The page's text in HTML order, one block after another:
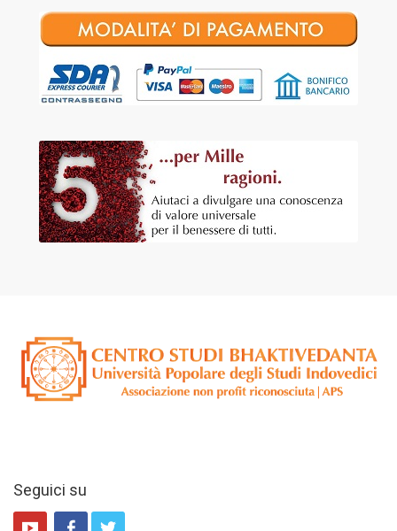
Seguici su